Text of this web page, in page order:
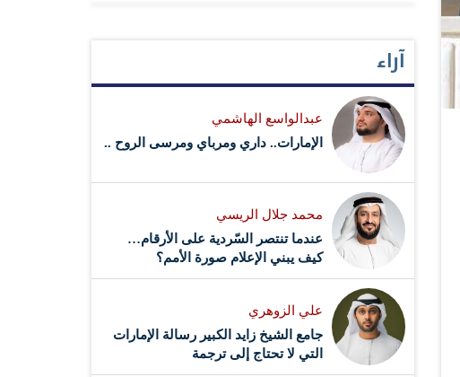
آراء
عبدالواسع الهاشمي
الإمارات.. داري ومرباي ومرسى الروح ..
محمد جلال الريسي
عندما تنتصر السّردية على الأرقام…
كيف يبني الإعلام صورة الأمم؟
علي الزوهري
جامع الشيخ زايد الكبير رسالة الإمارات
التي لا تحتاج إلى ترجمة